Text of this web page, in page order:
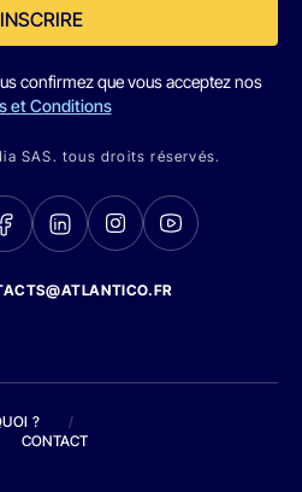
confirmez que vous acceptez nos
et Conditions
SAS. tous droits réservés.
?
/
CONTACT